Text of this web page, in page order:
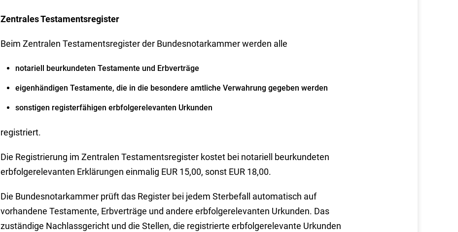
Zentrales Testamentsregister
Beim Zentralen Testamentsregister der Bundesnotarkammer werden alle
notariell beurkundeten Testamente und Erbverträge
eigenhändigen Testamente, die in die besondere amtliche Verwahrung gegeben werden
sonstigen registerfähigen erbfolgerelevanten Urkunden
registriert.
Die Registrierung im Zentralen Testamentsregister kostet bei notariell beurkundeten
erbfolgerelevanten Erklärungen einmalig EUR 15,00, sonst EUR 18,00.
Die Bundesnotarkammer prüft das Register bei jedem Sterbefall automatisch auf
vorhandene Testamente, Erbverträge und andere erbfolgerelevanten Urkunden. Das
zuständige Nachlassgericht und die Stellen, die registrierte erbfolgerelevante Urkunden